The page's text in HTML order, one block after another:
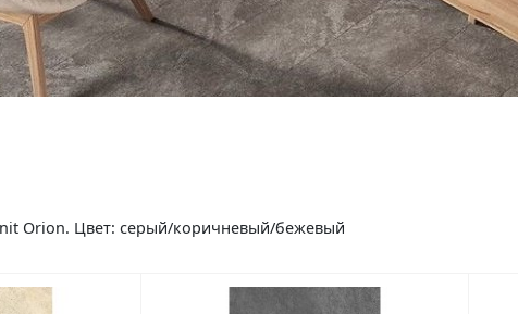
Orion. Цвет: серый/коричневый/бежевый